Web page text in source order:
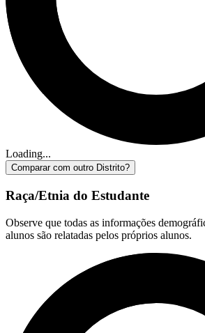
Loading...
Comparar com outro Distrito?
Raça/Etnia do Estudante
Observe que todas as informações
alunos são relatadas pelos próprios alunos.